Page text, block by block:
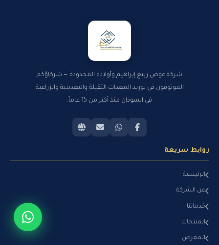
شركة عوض ربيع إبراهيم وأولاده المحدودة — شركاؤكم
الموثوقون في توريد المعدات الثقيلة والتعدينية والزراعية
في السودان منذ أكثر من 15 عاماً.
روابط سريعة
الرئيسية
عن الشركة
خدماتنا
المنتجات
المعرض